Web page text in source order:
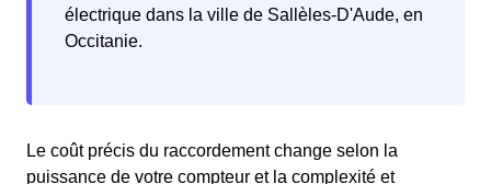
électrique dans la ville de Sallèles-D'Aude, en
Occitanie.
Le coût précis du raccordement change selon la
puissance de votre compteur et la complexité et